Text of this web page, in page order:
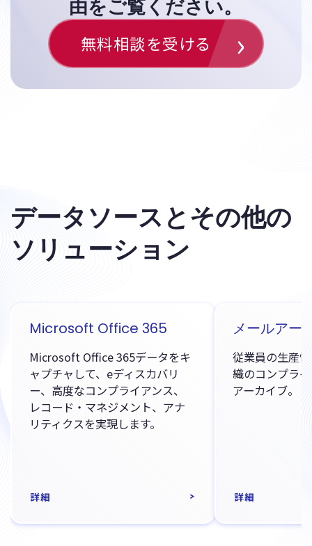
由をご覧ください。
無料相談を受ける
データソースとその他の
ソリューション
Microsoft Office 365
Microsoft Office 365データをキ
ャプチャして、eディスカバリ
ー、高度なコンプライアンス、
レコード・マネジメント、アナ
リティクスを実現します。
詳細
メールアー
従業員の生産
織のコンプラ
アーカイブ。
詳細